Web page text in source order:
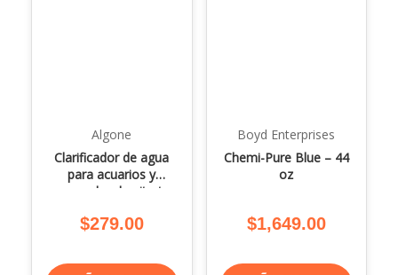
Algone
Clarificador de agua
para acuarios y
removedor de nitratos
$279.00
Boyd Enterprises
Chemi-Pure Blue – 44
oz
$1,649.00